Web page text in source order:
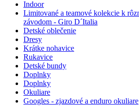
Indoor
Limitované a teamové kolekcie k
závodom - Giro D´Italia
Detské oblečenie
Dresy
Krátke nohavice
Rukavice
Detské bundy
Doplnky
Doplnky
Okuliare
Googles - zjazdové a enduro okuliare